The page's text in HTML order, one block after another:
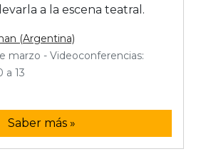
a la escena teatral.
(Argentina)
marzo - Videoconferencias:
a 13
Saber más »